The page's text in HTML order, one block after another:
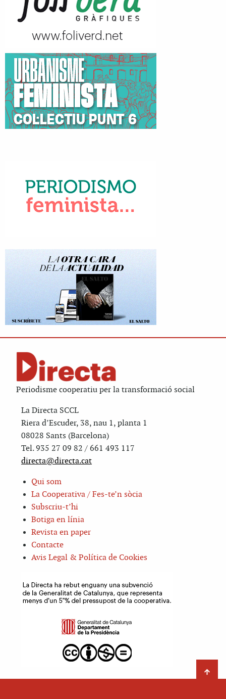
Periodisme cooperatiu per la transformació social
La Directa SCCL
Riera d’Escuder, 38, nau 1, planta 1
08028 Sants (Barcelona)
Tel. 935 27 09 82 / 661 493 117
directa@directa.cat
Qui som
La Cooperativa / Fes-te’n sòcia
Subscriu-t’hi
Botiga en línia
Revista en paper
Contacte
Avis Legal & Política de Cookies